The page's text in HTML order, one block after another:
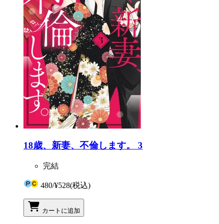
18歳、新妻、不倫します。 3
完結
480/¥528(税込)
カートに追加